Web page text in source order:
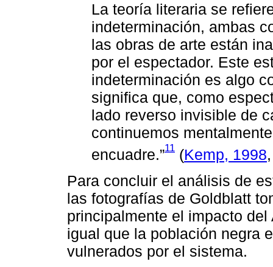
La teoría literaria se
indeterminación, ambas
las obras de arte están
por el espectador. Este
indeterminación es algo
significa que, como
lado reverso invisible de
continuemos
encuadre.”11 (Kemp, 1998
Para concluir el análisis de
las fotografías de Goldblatt
principalmente el impacto
igual que la población negra
vulnerados por el sistema.